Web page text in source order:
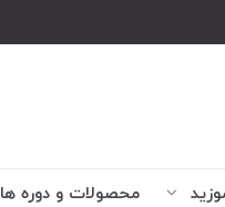
محصولات و دوره ها